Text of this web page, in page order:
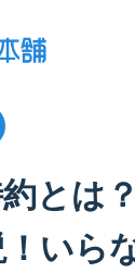
とは
いら